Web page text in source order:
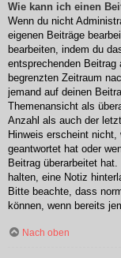
Wie kann ich einen
Wenn du nicht
eigenen Beiträge
bearbeiten, indem du
entsprechenden
begrenzten Zeitraum
jemand auf deinen
Themenansicht als
Anzahl als auch der
Hinweis erscheint
geantwortet hat oder
Beitrag überarbeitet
halten, eine Notiz
Bitte beachte, dass
können, wenn bereits
Nach oben